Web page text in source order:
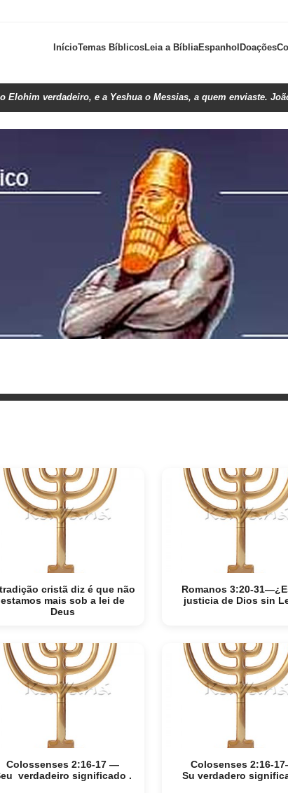
InícioTemas BíblicosLeia a BíbliaEspanholDoações
Elohim verdadeiro, e a Yeshua o Messias, a quem enviaste.
cristã diz é que não
estamos mais sob a lei de
Deus
Romanos 3:20-
justicia de Dios sin
Colossenses 2:16-17 —
verdadeiro significado .
Colosenses 2:16-
Su verdadero